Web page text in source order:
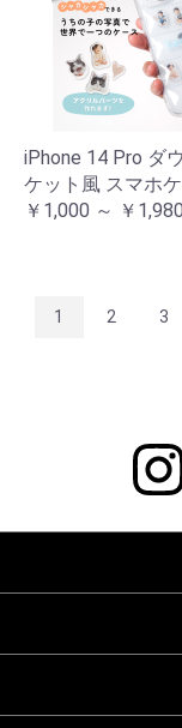
iPhone 14 Pro ダ
ケット風 スマホ
￥1,000 ～ ￥1,980
1 2 3